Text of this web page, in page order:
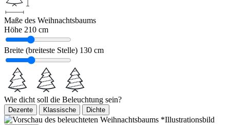
Maße des Weihnachtsbaums
Höhe 210 cm
Breite (breiteste Stelle) 130 cm
Wie dicht soll die Beleuchtung sein?
Dezente Klassische Dichte
*Illustrationsbild